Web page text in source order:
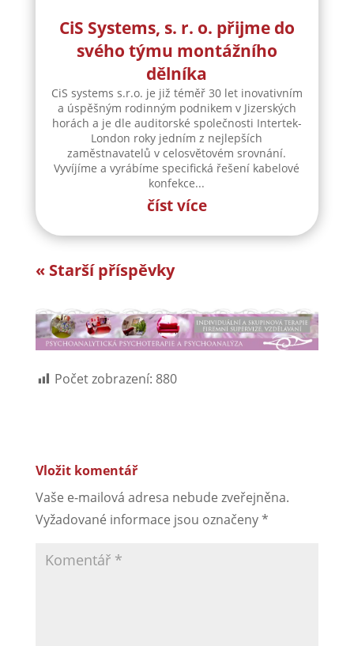
CiS Systems, s. r. o. přijme do
svého týmu montážního
dělníka
CiS systems s.r.o. je již téměř 30 let inovativním
a úspěšným rodinným podnikem v Jizerských
horách a je dle auditorské společnosti Intertek-
London roky jedním z nejlepších
zaměstnavatelů v celosvětovém srovnání.
Vyvíjíme a vyrábíme specifická řešení kabelové
konfekce...
číst více
« Starší příspěvky
Počet zobrazení: 880
Vložit komentář
Vaše e-mailová adresa nebude zveřejněna.
Vyžadované informace jsou označeny*